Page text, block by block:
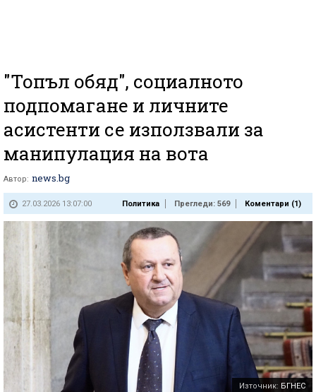
"Топъл обяд", социалното
подпомагане и личните
асистенти се използвали за
манипулация на вота
Автор: news.bg
27.03.2026 13:07:00 Политика Прегледи: 569 Коментари (1)
Източник: БГНЕС